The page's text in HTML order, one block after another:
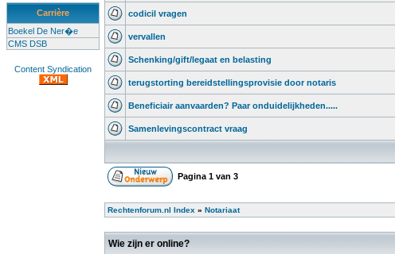
Carrière
Boekel De Ner�e
CMS DSB
Content Syndication
codicil vragen
vervallen
Schenking/gift/legaat en belasting
terugstorting bereidstellingsprovisie door notaris
Beneficiair aanvaarden? Paar onduidelijkheden.....
Samenlevingscontract vraag
Pagina 1 van 3
Rechtenforum.nl Index » Notariaat
Wie zijn er online?